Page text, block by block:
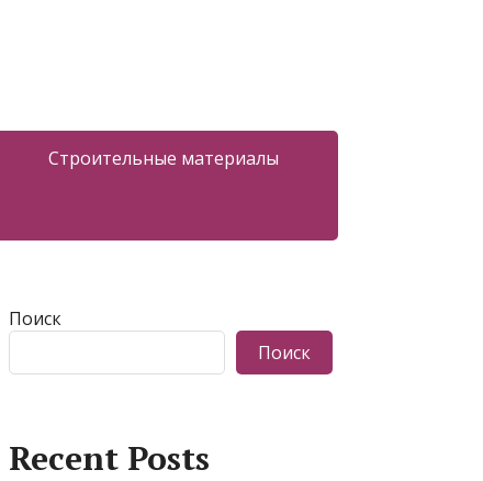
Строительные материалы
Поиск
Поиск
Recent Posts